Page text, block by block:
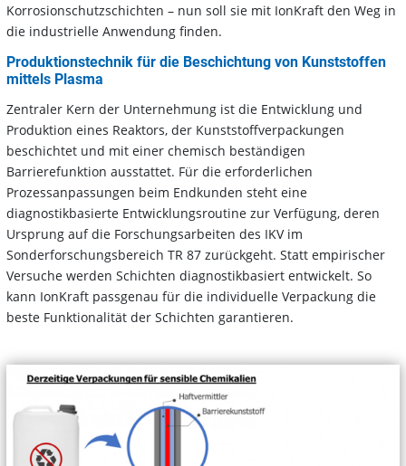
Korrosionschutzschichten – nun soll sie mit IonKraft den Weg in
die ­­­industrielle Anwendung finden.
Produktionstechnik für die Beschichtung von Kunststoffen
mittels Plasma
Zentraler Kern der Unternehmung ist die Entwicklung und
Produktion eines Reaktors, der Kunststoffverpackungen
beschichtet und mit einer chemisch beständigen
Barrierefunktion ausstattet. Für die erforderlichen
Prozessanpassungen beim Endkunden steht eine
diagnostikbasierte Entwicklungsroutine zur Verfügung, deren
Ursprung auf die Forschungsarbeiten des IKV im
Sonderforschungsbereich TR 87 zurückgeht. Statt empirischer
Versuche werden Schichten diagnostikbasiert entwickelt. So
kann IonKraft passgenau für die individuelle Verpackung die
beste Funktionalität der Schichten garantieren.